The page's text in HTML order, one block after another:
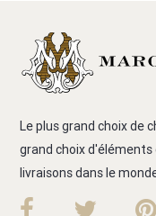
Le plus grand choix de
grand choix
livraisons dans le